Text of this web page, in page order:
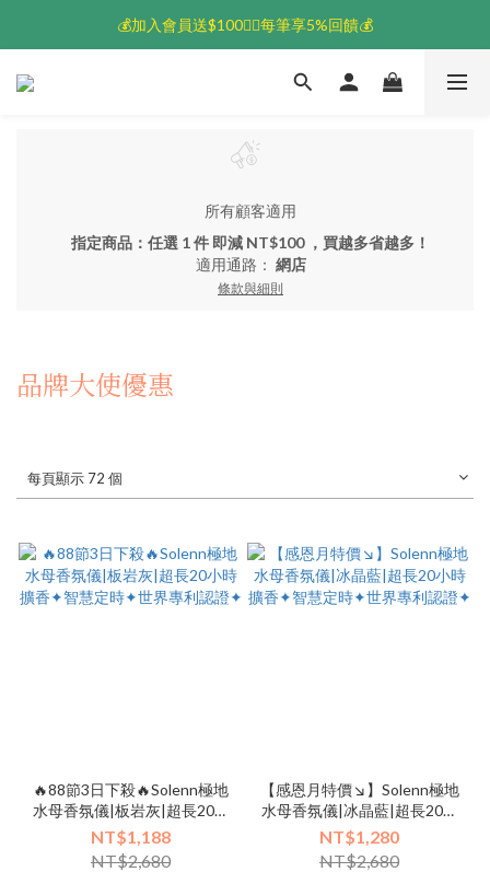
💰加入會員送$100👆🏻每筆享5%回饋💰
💰加入會員送$100👆🏻每筆享5%回饋💰
🚚超取滿$1500免運
所有顧客適用
指定商品：任選 1 件 即減 NT$100 ，買越多省越多！
適用通路： 網店
條款與細則
品牌大使優惠
每頁顯示 72 個
🔥88節3日下殺🔥Solenn極地
水母香氛儀|板岩灰|超長20小
時擴香✦智慧定時✦世界專利
認證✦
NT$1,188
NT$2,680
【感恩月特價↘】Solenn極地
水母香氛儀|冰晶藍|超長20小
時擴香✦智慧定時✦世界專利
認證✦
NT$1,280
NT$2,680